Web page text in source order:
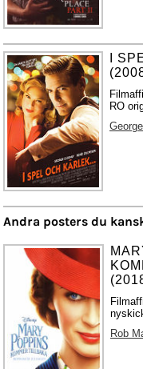
I
RO
Andra posters du
Rob